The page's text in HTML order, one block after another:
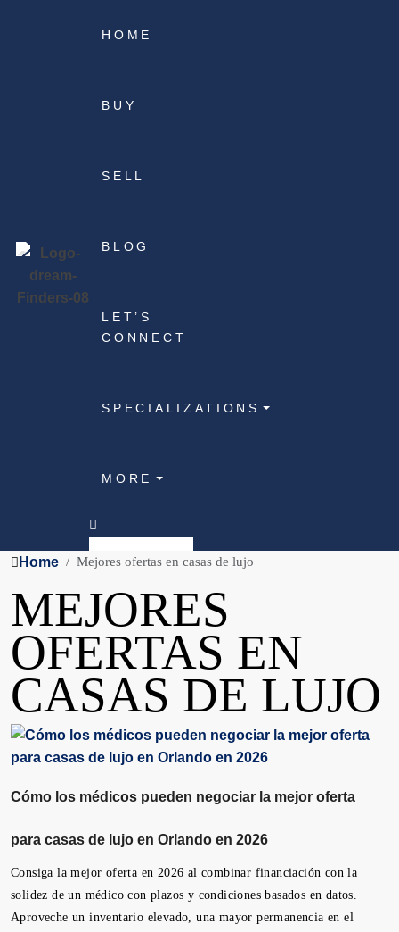
HOME
BUY
SELL
BLOG
LET’S
CONNECT
SPECIALIZATIONS
MORE
Home Mejores ofertas en casas de lujo
MEJORES
OFERTAS EN
CASAS DE LUJO
Cómo los médicos pueden negociar la mejor oferta
para casas de lujo en Orlando en 2026
Consiga la mejor oferta en 2026 al combinar financiación con la
solidez de un médico con plazos y condiciones basados ​​en datos.
Aproveche un inventario elevado, una mayor permanencia en el